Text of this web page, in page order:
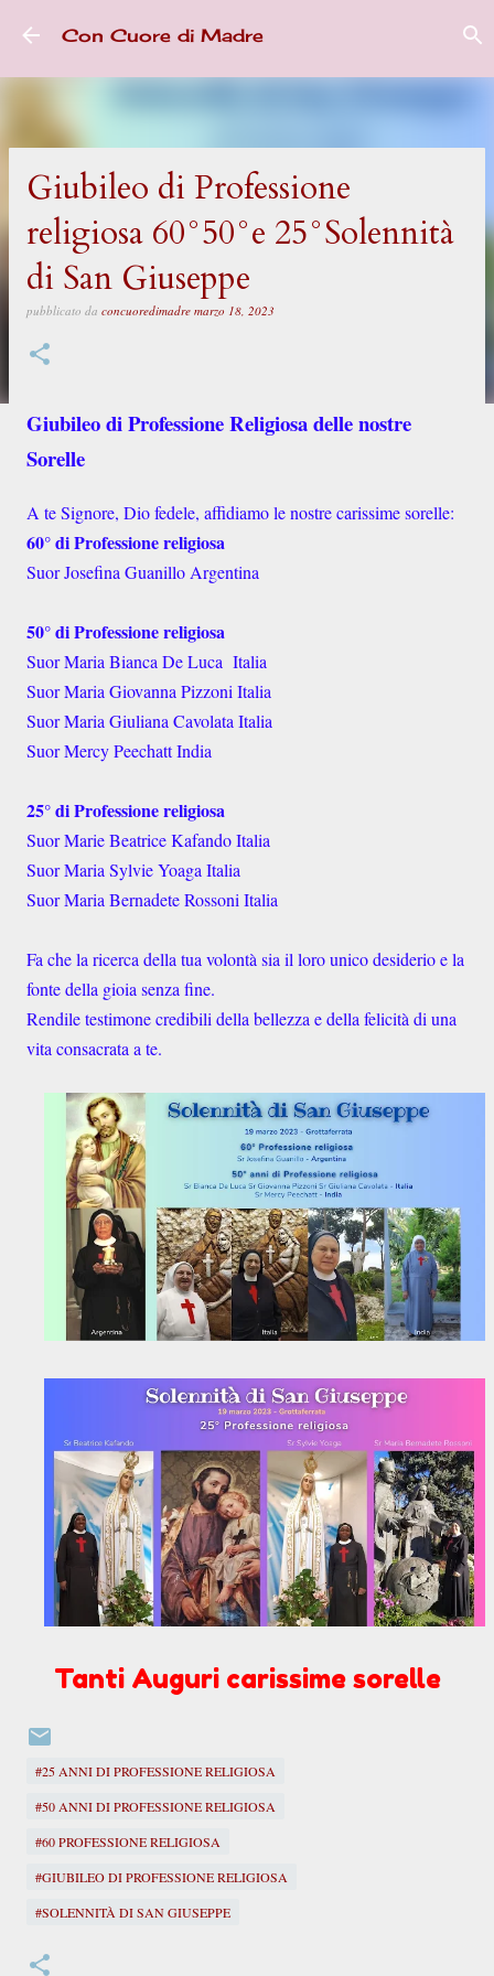
Passa ai contenuti principali
Con Cuore di Madre
Giubileo di Professione
religiosa 60°50°e 25°Solennità
di San Giuseppe
pubblicato da concuoredimadre marzo 18, 2023
Giubileo di Professione Religiosa delle nostre
Sorelle
A te Signore, Dio fedele, affidiamo le nostre carissime sorelle:
60° di Professione religiosa
Suor Josefina Guanillo Argentina
50° di Professione religiosa
Suor Maria Bianca De Luca Italia
Suor Maria Giovanna Pizzoni Italia
Suor Maria Giuliana Cavolata Italia
Suor Mercy Peechatt India
25° di Professione religiosa
Suor Marie Beatrice Kafando Italia
Suor Maria Sylvie Yoaga Italia
Suor Maria Bernadete Rossoni Italia
Fa che la ricerca della tua volontà sia il loro unico desiderio e la
fonte della gioia senza fine.
Rendile testimone credibili della bellezza e della felicità di una
vita consacrata a te.
Tanti Auguri carissime sorelle
#25 ANNI DI PROFESSIONE RELIGIOSA
#50 ANNI DI PROFESSIONE RELIGIOSA
#60 PROFESSIONE RELIGIOSA
#GIUBILEO DI PROFESSIONE RELIGIOSA
#SOLENNITÀ DI SAN GIUSEPPE